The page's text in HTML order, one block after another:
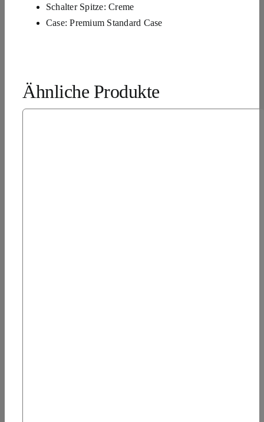
Schalter Spitze: Creme
Case: Premium Standard Case
Ähnliche Produkte